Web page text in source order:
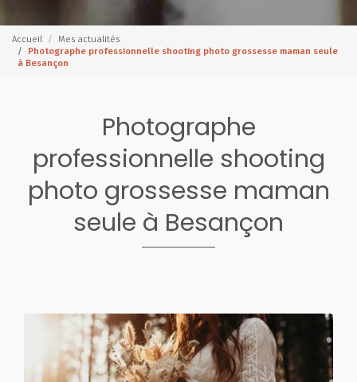
Accueil
Mes actualités
Photographe professionnelle shooting photo grossesse maman seule
à Besançon
Photographe
professionnelle shooting
photo grossesse maman
seule à Besançon